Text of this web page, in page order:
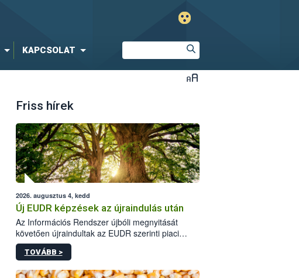
KAPCSOLAT
Friss hírek
2026. augusztus 4, kedd
Új EUDR képzések az újraindulás után
Az Információs Rendszer újbóli megnyitását
követően újraindultak az EUDR szerinti piaci
szereplőknek szóló online képzések.
TOVÁBB >